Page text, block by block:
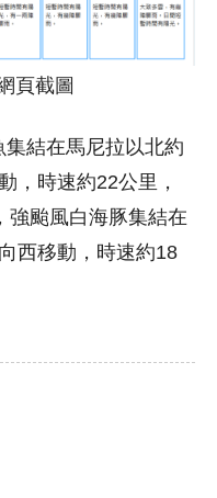
頁截圖
結在馬尼拉以北約
，時速約22公里，
強颱風白海豚集結在
西移動，時速約18